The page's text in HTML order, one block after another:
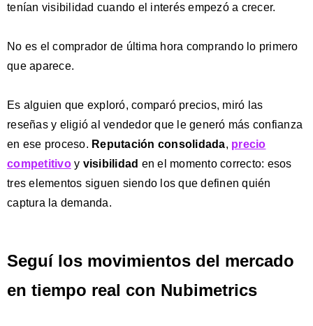
tenían visibilidad cuando el interés empezó a crecer.
No es el comprador de última hora comprando lo primero
que aparece.
Es alguien que exploró, comparó precios, miró las
reseñas y eligió al vendedor que le generó más confianza
en ese proceso. Reputación consolidada, precio
competitivoy visibilidad en el momento correcto: esos
tres elementos siguen siendo los que definen quién
captura la demanda.
Seguí los movimientos del mercado
en tiempo real con Nubimetrics